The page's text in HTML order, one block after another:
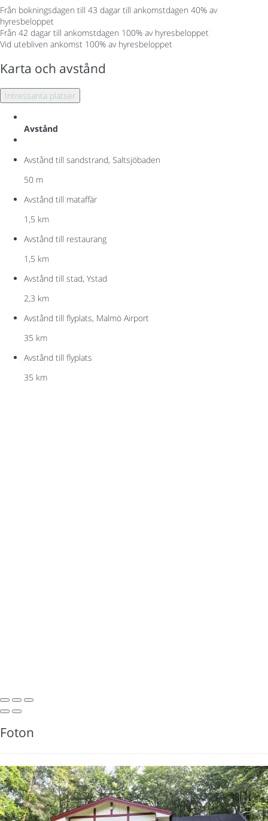
Från bokningsdagen till 43 dagar till ankomstdagen 40% av
hyresbeloppet
Från 42 dagar till ankomstdagen 100% av hyresbeloppet
Vid utebliven ankomst 100% av hyresbeloppet
Karta och avstånd
Intressanta platser
Avstånd
Avstånd till sandstrand, Saltsjöbaden
50 m
Avstånd till mataffär
1,5 km
Avstånd till restaurang
1,5 km
Avstånd till stad, Ystad
2,3 km
Avstånd till flyplats, Malmö Airport
35 km
Avstånd till flyplats
35 km
Foton